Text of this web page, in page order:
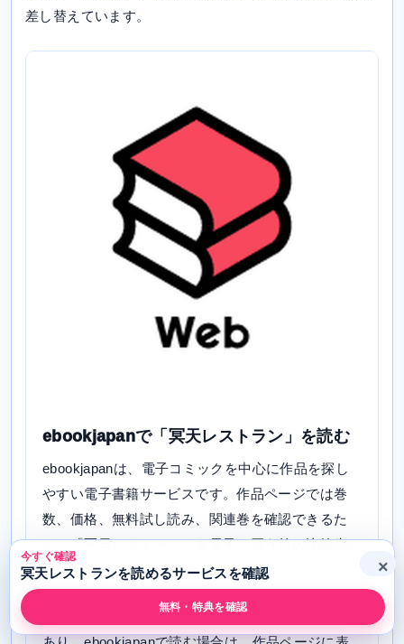
差し替えています。
ebookjapanで「冥天レストラン」を読む
ebookjapanは、電子コミックを中心に作品を探し
やすい電子書籍サービスです。作品ページでは巻
数、価格、無料試し読み、関連巻を確認できるた
め、「冥天レストラン」を電子で買う前の比較先と
して使えます。
「冥天レストラン」については、添付データで配信
今すぐ確認
冥天レストランを読めるサービスを確認
無料・特典を確認
×